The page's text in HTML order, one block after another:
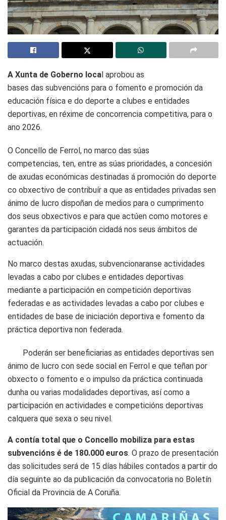
A Xunta de Goberno loca l aprobou as
bases das subvencións para o fomento e promoción da
educación física e do deporte a clubes e entidades
deportivas, en réxime de concorrencia competitiva, para o
ano 2026.
O Concello de Ferrol, no marco das súas
competencias, ten, entre as súas prioridades, a concesión
de axudas económicas destinadas á promoción do deporte
co obxectivo de contribuír a que as entidades privadas sen
ánimo de lucro dispoñan de medios para o cumprimento
dos seus obxectivos e para que actúen como motores e
garantes da participación cidadá nos seus ámbitos de
actuación.
No marco destas axudas, subvencionaranse actividades
levadas a cabo por clubes e entidades deportivas
mediante a participación en competición deportivas
federadas e as actividades levadas a cabo por clubes e
entidades de base de iniciación deportiva e fomento da
práctica deportiva non federada.
Poderán ser beneficiarias as entidades deportivas sen
ánimo de lucro con sede social en Ferrol e que teñan por
obxecto o fomento e o impulso da práctica continuada
dunha ou varias modalidades deportivas, así como a
participación en actividades e competicións deportivas
calquera que sexa o seu nivel.
A contía total que o Concello mobiliza para estas
subvencións é de 180.000 euros. O prazo de presentación
das solicitudes será de 15 días hábiles contados a partir do
día seguinte ao da publicación da convocatoria no Boletín
Oficial da Provincia de A Coruña.